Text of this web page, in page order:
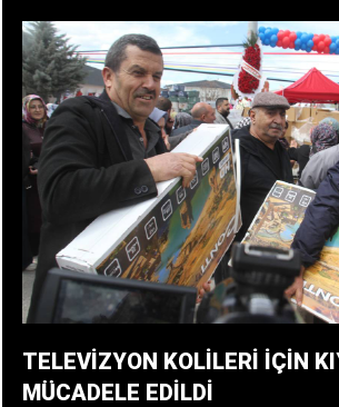
TELEVİZYON KOLİLERİ İÇİN
MÜCADELE EDİLDİ